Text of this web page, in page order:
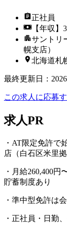
正社員
【年収
サントリ
幌支店）
北海道札
最終更新日 ：
この求人に応募
求人PR
・AT限定免許で
店（白石区米里拠
・月給260,400
貯蓄制度あり
・準中型免許は
・正社員・日勤